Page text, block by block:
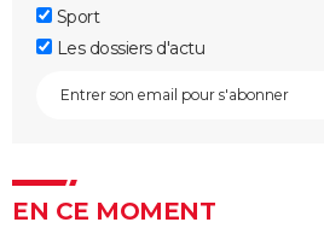
Sport
Les dossiers d'actu
EN CE MOMENT